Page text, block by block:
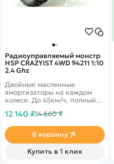
Радиоуправляемый монстр
HSP CRAZYIST 4WD 94211 1:10
2.4 Ghz
Двойные маслянные
амортизаторы на каждом
колесе. До 45км/ч, полный
12 140 ₽14 660 ₽
В корзину
Купить в 1 клик